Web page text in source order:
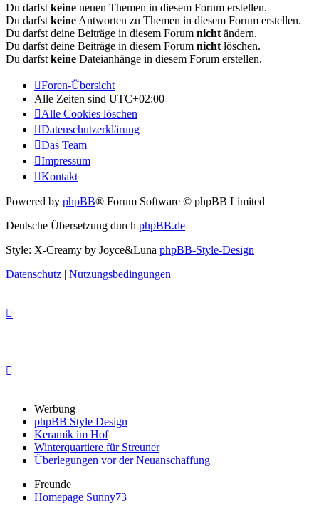
Du darfst keine neuen Themen in diesem Forum erstellen.
Du darfst keine Antworten zu Themen in diesem Forum erstellen.
Du darfst deine Beiträge in diesem Forum nicht ändern.
Du darfst deine Beiträge in diesem Forum nicht löschen.
Du darfst keine Dateianhänge in diesem Forum erstellen.
Foren-Übersicht
Alle Zeiten sind UTC+02:00
Alle Cookies löschen
Datenschutzerklärung
Das Team
Impressum
Kontakt
Powered by phpBB® Forum Software © phpBB Limited
Deutsche Übersetzung durch phpBB.de
Style: X-Creamy by Joyce&Luna phpBB-Style-Design
Datenschutz | Nutzungsbedingungen
Werbung
phpBB Style Design
Keramik im Hof
Winterquartiere für Streuner
Überlegungen vor der Neuanschaffung
Freunde
Homepage Sunny73